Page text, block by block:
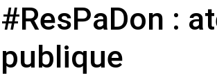
#ResPaDon :
publique